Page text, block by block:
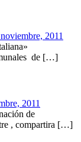
2011
de […]
2011
de
, compartira […]